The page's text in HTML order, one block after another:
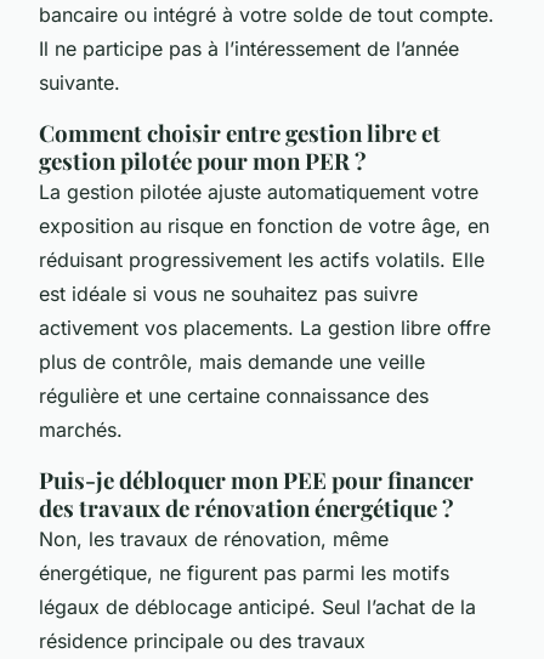
bancaire ou intégré à votre solde de tout compte.
Il ne participe pas à l’intéressement de l’année
suivante.
Comment choisir entre gestion libre et
gestion pilotée pour mon PER ?
La gestion pilotée ajuste automatiquement votre
exposition au risque en fonction de votre âge, en
réduisant progressivement les actifs volatils. Elle
est idéale si vous ne souhaitez pas suivre
activement vos placements. La gestion libre offre
plus de contrôle, mais demande une veille
régulière et une certaine connaissance des
marchés.
Puis-je débloquer mon PEE pour financer
des travaux de rénovation énergétique ?
Non, les travaux de rénovation, même
énergétique, ne figurent pas parmi les motifs
légaux de déblocage anticipé. Seul l’achat de la
résidence principale ou des travaux